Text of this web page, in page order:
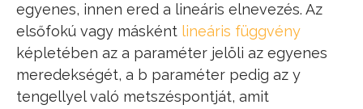
egyenes, innen ered a lineáris elnevezés. Az
elsőfokú vagy másként lineáris függvény
képletében az a paraméter jelöli az egyenes
meredekségét, a b paraméter pedig az y
tengellyel való metszéspontját, amit